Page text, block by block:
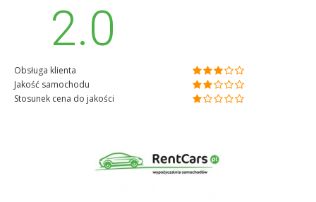
2.0
Obsługa klienta
Jakość samochodu
Stosunek cena do jakości